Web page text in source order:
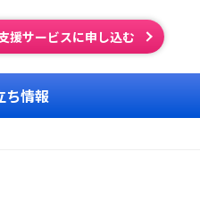
援サービスに申し込む
ち情報